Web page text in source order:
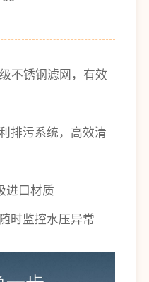
不锈钢滤网，有效
排污系统，高效清
进口材质
时监控水压异常